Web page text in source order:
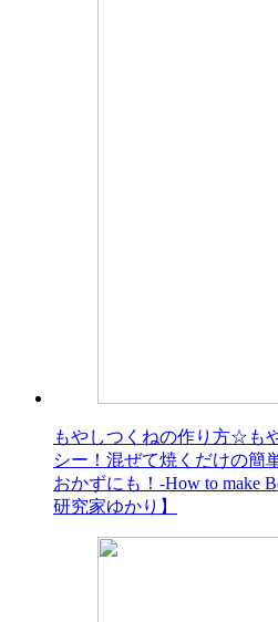
もやしつくねの作り方☆も
シー！混ぜて焼くだけの
おかずにも！-How to make
研究家ゆかり】